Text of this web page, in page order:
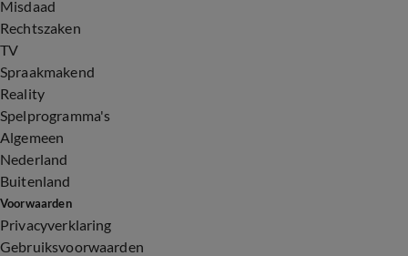
Misdaad
Rechtszaken
TV
Spraakmakend
Reality
Spelprogramma's
Algemeen
Nederland
Buitenland
Voorwaarden
Privacyverklaring
Gebruiksvoorwaarden